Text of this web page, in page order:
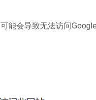
能会导致无法访问